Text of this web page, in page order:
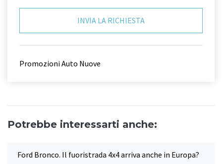
Promozioni Auto Nuove
Potrebbe interessarti anche:
Ford Bronco. Il fuoristrada 4x4 arriva anche in Europa?